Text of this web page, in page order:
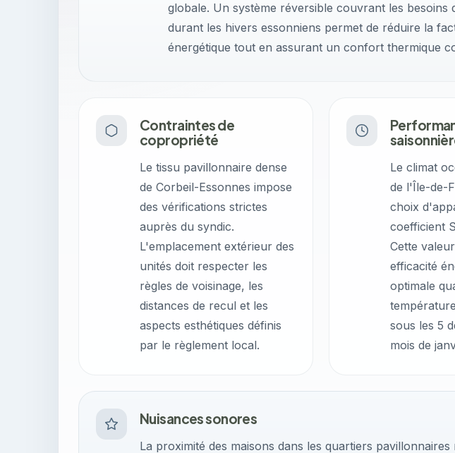
globale. Un système réversible couvrant les besoins
durant les hivers essonniens permet de réduire la
énergétique tout en assurant un confort thermique
Contraintes de
copropriété
Le tissu pavillonnaire dense
de Corbeil-Essonnes impose
des vérifications strictes
auprès du syndic.
L'emplacement extérieur des
unités doit respecter les
règles de voisinage, les
distances de recul et les
aspects esthétiques définis
par le règlement local.
Le climat
de l'Île-de-
choix
coefficient
Cette
efficacité
optimale
sous les 5
mois de
Nuisances sonores
La proximité des maisons dans les quartiers